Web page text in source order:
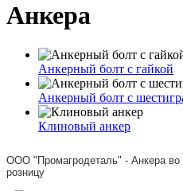
Анкера
Анкерный болт с гайкой
Анкерный болт с
Клиновый анкер
ООО "Промагродеталь" - Анкера
розницу